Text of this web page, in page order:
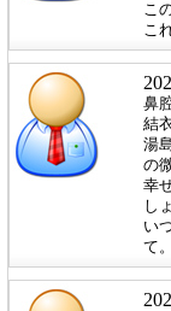
こ
こ
鼻
結
湯
の
幸
し
い
て